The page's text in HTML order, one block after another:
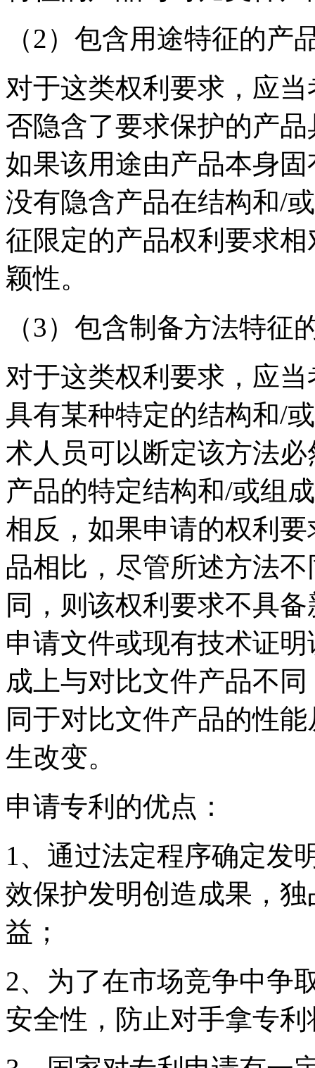
（2）包含用途特征的产
对于这类权利要求，应
否隐含了要求保护的产
如果该用途由产品本身
没有隐含产品在结构和/
征限定的产品权利要求
颖性。
（3）包含制备方法特征
对于这类权利要求，应
具有某种特定的结构和/
术人员可以断定该方法
产品的特定结构和/或组
相反，如果申请的权利
品相比，尽管所述方法
同，则该权利要求不具
申请文件或现有技术证
成上与对比文件产品不
同于对比文件产品的性
生改变。
申请专利的优点：
1、通过法定程序确定发
效保护发明创造成果，
益；
2、为了在市场竞争中争
安全性，防止对手拿专